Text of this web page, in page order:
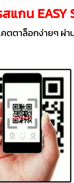
กน EASY
ตตาล็อกง่ายๆ ผ่